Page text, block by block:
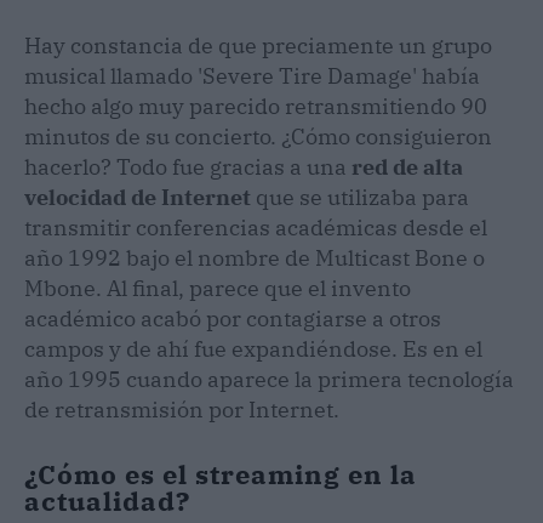
Hay constancia de que preciamente un grupo
musical llamado 'Severe Tire Damage' había
hecho algo muy parecido retransmitiendo 90
minutos de su concierto. ¿Cómo consiguieron
hacerlo? Todo fue gracias a una red de alta
velocidad de Internet que se utilizaba para
transmitir conferencias académicas desde el
año 1992 bajo el nombre de Multicast Bone o
Mbone. Al final, parece que el invento
académico acabó por contagiarse a otros
campos y de ahí fue expandiéndose. Es en el
año 1995 cuando aparece la primera tecnología
de retransmisión por Internet.
¿Cómo es el streaming en la
actualidad?